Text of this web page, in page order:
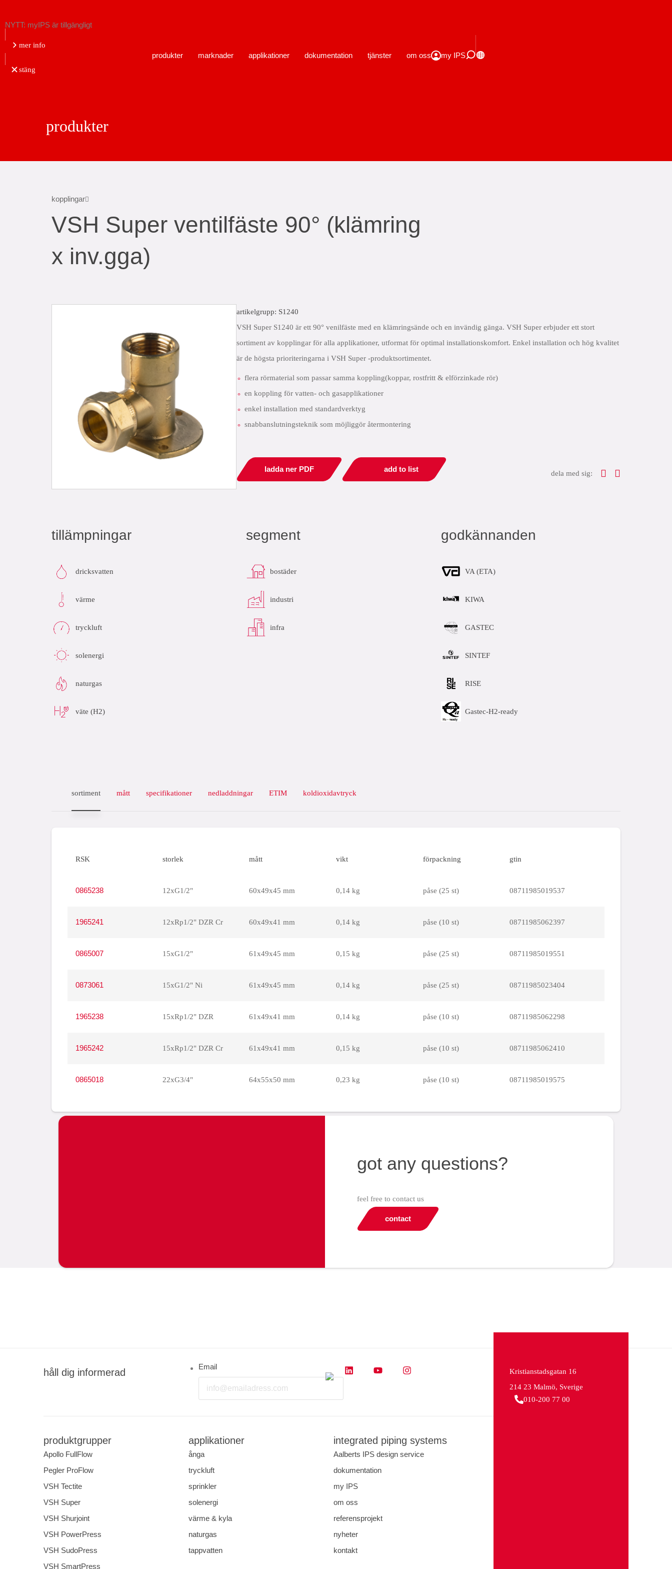
NYTT: myIPS är tillgängligt
mer info
stäng
produkter marknader applikationer dokumentation tjänster om oss
produkter
kopplingar
VSH Super ventilfäste 90° (klämring
x inv.gga)
artikelgrupp: S1240
VSH Super S1240 är ett 90° venilfäste med en klämringsände och en invändig gänga. VSH Super erbjuder ett stort
sortiment av kopplingar för alla applikationer, utformat för optimal installationskomfort. Enkel installation och hög kvalitet
är de högsta prioriteringarna i VSH Super -produktsortimentet.
flera rörmaterial som passar samma koppling(koppar, rostfritt & elförzinkade rör)
en koppling för vatten- och gasapplikationer
enkel installation med standardverktyg
snabbanslutningsteknik som möjliggör återmontering
ladda ner PDF add to list dela med sig:
tillämpningar
dricksvatten
värme
tryckluft
solenergi
naturgas
väte (H2)
segment
bostäder
industri
infra
godkännanden
VA (ETA)
KIWA
GASTEC
SINTEF
RISE
Gastec-H2-ready
sortiment mått specifikationer nedladdningar ETIM koldioxidavtryck
RSK storlek mått vikt förpackning gtin
0865238 12xG1/2" 60x49x45 mm 0,14 kg påse (25 st) 08711985019537
1965241 12xRp1/2" DZR Cr 60x49x41 mm 0,14 kg påse (10 st) 08711985062397
0865007 15xG1/2" 61x49x45 mm 0,15 kg påse (25 st) 08711985019551
0873061 15xG1/2" Ni 61x49x45 mm 0,14 kg påse (25 st) 08711985023404
1965238 15xRp1/2" DZR 61x49x41 mm 0,14 kg påse (10 st) 08711985062298
1965242 15xRp1/2" DZR Cr 61x49x41 mm 0,15 kg påse (10 st) 08711985062410
0865018 22xG3/4" 64x55x50 mm 0,23 kg påse (10 st) 08711985019575
got any questions?
feel free to contact us
contact
håll dig informerad
Email
produktgrupper
Apollo FullFlow
Pegler ProFlow
VSH Tectite
VSH Super
VSH Shurjoint
VSH PowerPress
VSH SudoPress
VSH SmartPress
applikationer
ånga
tryckluft
sprinkler
solenergi
värme & kyla
naturgas
tappvatten
integrated piping systems
Aalberts IPS design service
dokumentation
my IPS
om oss
referensprojekt
nyheter
kontakt
Kristianstadsgatan 16
214 23 Malmö, Sverige
010-200 77 00